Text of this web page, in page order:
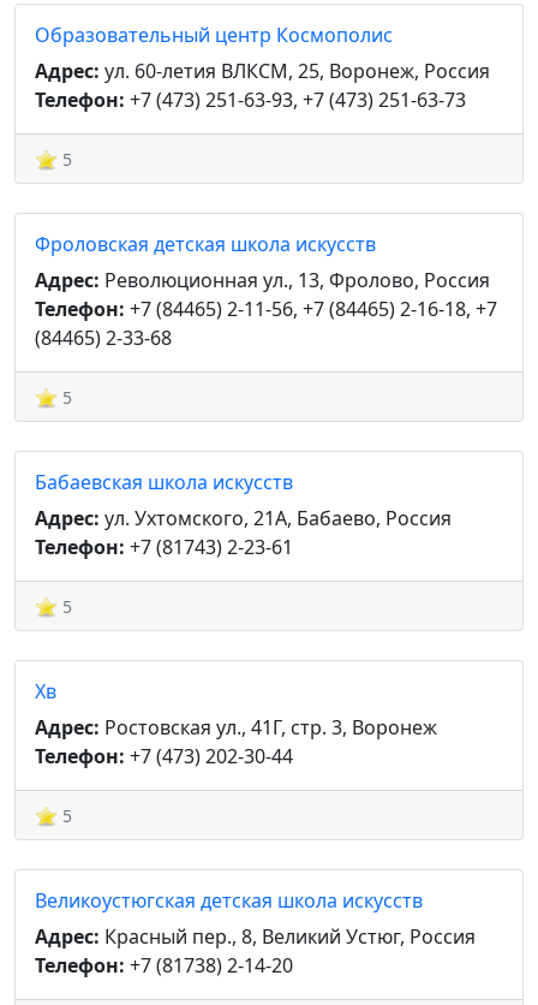
Образовательный центр Космополис
Адрес: ул. 60-летия ВЛКСМ, 25, Воронеж, Россия
Телефон: +7 (473) 251-63-93, +7 (473) 251-63-73
5
Фроловская детская школа искусств
Адрес: Революционная ул., 13, Фролово, Россия
Телефон: +7 (84465) 2-11-56, +7 (84465) 2-16-18, +7
(84465) 2-33-68
5
Бабаевская школа искусств
Адрес: ул. Ухтомского, 21А, Бабаево, Россия
Телефон: +7 (81743) 2-23-61
5
Хв
Адрес: Ростовская ул., 41Г, стр. 3, Воронеж
Телефон: +7 (473) 202-30-44
5
Великоустюгская детская школа искусств
Адрес: Красный пер., 8, Великий Устюг, Россия
Телефон: +7 (81738) 2-14-20